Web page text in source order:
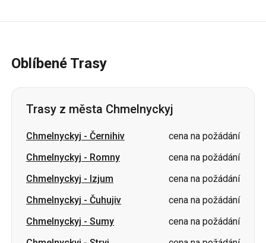
Oblíbené Trasy
Trasy z města Chmelnyckyj
Chmelnyckyj - Černihiv
cena na požádání
Chmelnyckyj - Romny
cena na požádání
Chmelnyckyj - Izjum
cena na požádání
Chmelnyckyj - Čuhujiv
cena na požádání
Chmelnyckyj - Sumy
cena na požádání